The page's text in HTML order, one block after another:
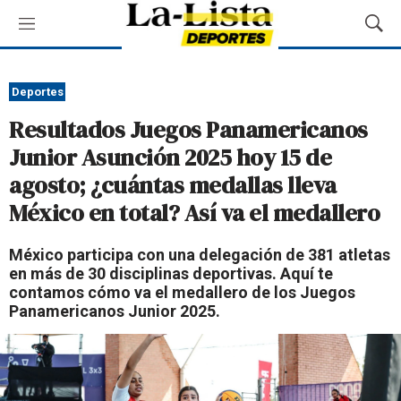
M
e
ú
M
o
q
e
Deportes
Resultados Juegos Panamericanos
Junior Asunción 2025 hoy 15 de
agosto; ¿cuántas medallas lleva
México en total? Así va el medallero
México participa con una delegación de 381 atletas
en más de 30 disciplinas deportivas. Aquí te
contamos cómo va el medallero de los Juegos
Panamericanos Junior 2025.